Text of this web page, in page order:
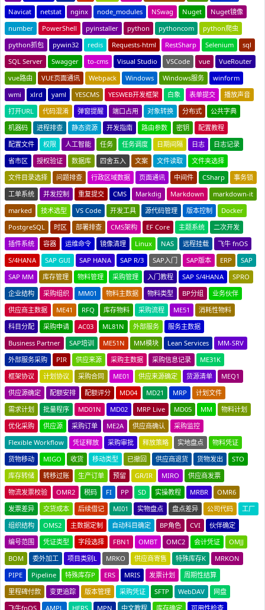
Navicat
netstat nginx node_modules NSwag Nuget
Nuget镜像
number
PowerShell pyinstaller python pythoncom
python爬虫
python抓包
pywin32 redis Requests-html RestSharp Selenium
sql
SQL Server
Swagger to-cms Visual Studio VSCode vue
VueRouter
vue路由
VUE页面通讯 Webpack Windows Windows服务
winform
wmi
xlrd yaml YESCMS YESWEB开发框架 白象 表单提交
播放声音
打开URL
代码混淆 弹窗提醒 端口占用 对象转换 分布式
公共字典
机器码
进程排查 静态资源 开发指南 路由参数 密钥
配置教程
配置文件
权限 人工智能 任务 任务调度 日期间隔 日志
日志记录
省市区
授权验证 数据库 四舍五入 文案 文件读取
文件夹选择
文件目录选择
问题排查 行政区域数据 页面通讯 中间件 CSharp
事务锁
工单系统
并发控制 重复提交 CMS Markdig Markdown
markdown-it
marked
技术选型 VS Code 开发工具 源代码管理 版本控制
Docker
PostgreSQL
时区 部署排查 CMS架构 EF Core 主题系统
二次开发
插件系统
容器 运维命令 镜像清理 Linux NAS 远程挂载
飞牛 fnOS
S/4HANA
SAP GUI SAP HANA SAP R/3 SAP入门 SAP版本 ERP
SAP
SAP MM
库存管理 物料管理 采购管理 入门教程 SAP S/4HANA
SPRO
企业结构
采购组织 MM01 物料主数据 物料类型 BP分组
业务伙伴
供应商主数据
ME41 RFQ 库存物料 采购流程 ME51
消耗性物料
科目分配
采购申请 AC03 ML81N 外部服务
服务主数据
Business Partner
SAP培训 ME51N MM模块 Lean Services
MM-SRV
外部服务采购
PIR 供应来源 采购主数据 采购信息记录
ME31K
框架协议
计划协议 采购合同 ME01 供应来源确定 货源清单
MEQ1
供应源确定
配额安排 配额评分 MD04 MD21 MRP
计划文件
需求计划
批量程序 MD01N MD02 MRP Live MD05 MM
物料计划
优化采购
供应源 采购订单 ME2A 供应商确认
采购监控
Flexible Workflow
凭证释放 采购审批 释放策略 实地盘点
物料凭证
货物移动
MIGO 收货 移动类型 已撤回 供应商退货 货物发出
STO
库存转储
转移过账 生产订单 预留 GR/IR MIRO
供应商发票
物流发票校验
OMR2 税码 FI PP SD 实操教程 MRBR
OMR6
发票差异
交货成本 后续借记 MI01 实物盘点 盘点差异 公司代码
工厂
组织结构
OMS2 主数据定制 自动科目确定 BP角色 CVI
伙伴确定
编号范围
凭证类型 字段选择 FBN1 OMBT OMC2 会计凭证
OMJJ
BOM
委外加工 项目类别L MRKO 供应商寄售 特殊库存K
MRKON
PIPE
Pipeline 特殊库存P ERS MRIS 发票计划
周期性结算
里程碑付款
变更追踪 版本管理 采购凭证 SFTP WebDAV
网盘
飞牛fnOS
AMPL HERS MPN 中文教程 库存确定
可用性检查